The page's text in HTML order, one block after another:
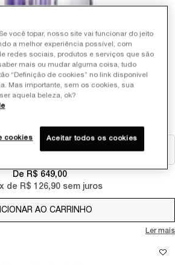
H.C.F. TRIPLE SERUM
ANTI-IDADE DE ALTO DESEMPENHO
De R$ 649,00
x de R$ 126,90 sem juros
AO CARRINHO
Ler mais
você topar, nosso site vai funcionar do jeito
a melhor experiência possível, com
redes sociais, produtos e serviços que são
mais ou mudar alguma coisa, tudo
“Definição de cookies” no link disponível
Mas importante, sem os cookies, sua
aquela beleza, ok?
cookies Aceitar todos os cookies